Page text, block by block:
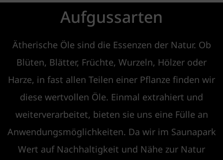
Aufgussarten
Ätherische Öle sind die Essenzen der Natur. Ob
Blüten, Blätter, Früchte, Wurzeln, Hölzer oder
Harze, in fast allen Teilen einer Pflanze finden wir
diese wertvollen Öle. Einmal extrahiert und
weiterverarbeitet, bieten sie uns eine Fülle an
Anwendungsmöglichkeiten. Da wir im Saunapark
Wert auf Nachhaltigkeit und Nähe zur Natur